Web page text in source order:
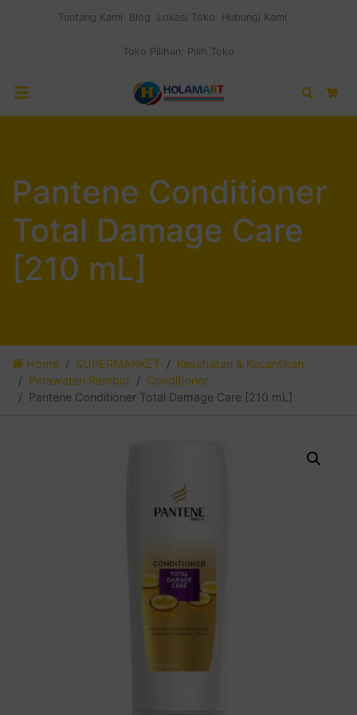
Tentang Kami Blog Lokasi Toko Hubungi Kami
Toko Pilihan: Pilih Toko
Search
Pantene Conditioner
Total Damage Care
[210 mL]
Home SUPERMARKET
Kesehatan & Kecantikan
Perawatan Rambut
Conditioner
Pantene Conditioner Total Damage Care [210 mL]